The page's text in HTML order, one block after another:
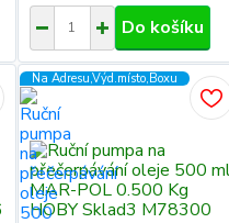
Do košíku
Na Adresu,Výd.místo,Boxu